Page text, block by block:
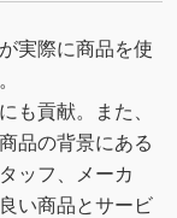
実際に商品を使
も貢献。また、
品の背景にある
ッフ、メーカ
い商品とサービ